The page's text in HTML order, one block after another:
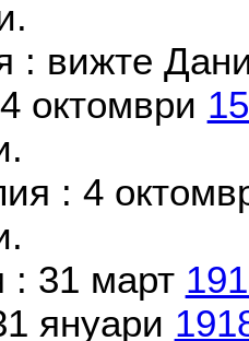
: вижте
октомври
: 4
: 31 март
януари